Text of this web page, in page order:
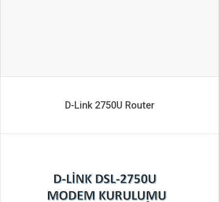
D-Link 2750U Router